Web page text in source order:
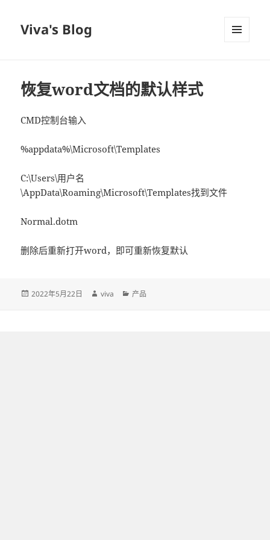
Viva's Blog
恢复word文档的默认样式
CMD控制台输入
%appdata%\Microsoft\Templates
C:\Users\用户名
\AppData\Roaming\Microsoft\Templates找到文件
Normal.dotm
删除后重新打开word，即可重新恢复默认
发
2022年5月22日
作
viva
分
产品